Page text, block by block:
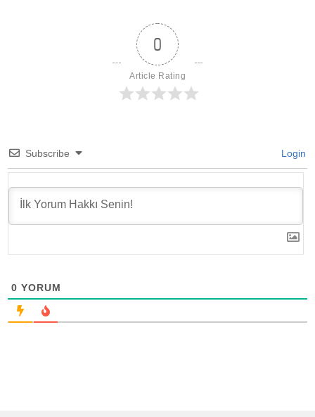
0
Article Rating
Subscribe Login
0 YORUM